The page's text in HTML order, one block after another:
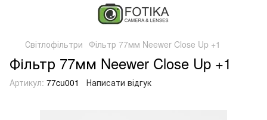
Світлофільтри Фільтр 77мм Neewer Close Up +1
Фільтр 77мм Neewer Close Up +1
Артикул: 77cu001 Написати відгук